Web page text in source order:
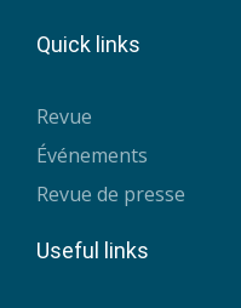
Quick links
Revue
Événements
Revue de presse
Useful links